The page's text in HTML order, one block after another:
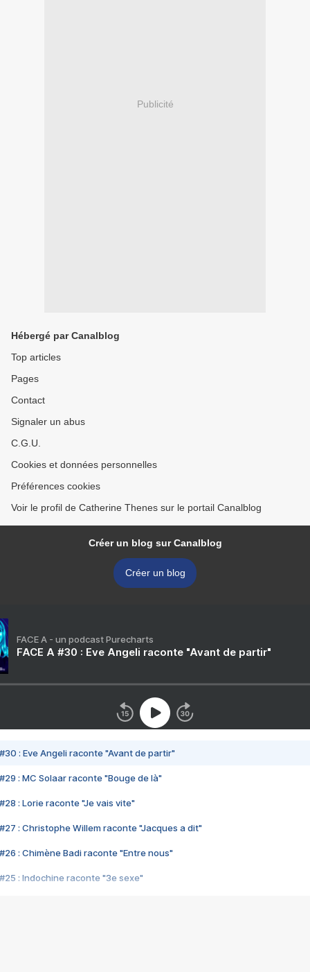
Publicité
Hébergé par Canalblog
Top articles
Pages
Contact
Signaler un abus
C.G.U.
Cookies et données personnelles
Préférences cookies
Voir le profil de Catherine Thenes sur le portail Canalblog
Créer un blog sur Canalblog
Créer un blog
FACE A - un podcast Purecharts
FACE A #30 : Eve Angeli raconte "Avant de partir"
#30 : Eve Angeli raconte "Avant de partir"
#29 : MC Solaar raconte "Bouge de là"
#28 : Lorie raconte "Je vais vite"
#27 : Christophe Willem raconte "Jacques a dit"
#26 : Chimène Badi raconte "Entre nous"
#25 : Indochine raconte "3e sexe"